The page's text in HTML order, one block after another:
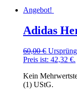
Angebot!
Adidas
60,00€
Preis ist: 42,32 €.
Kein
(1) UStG.